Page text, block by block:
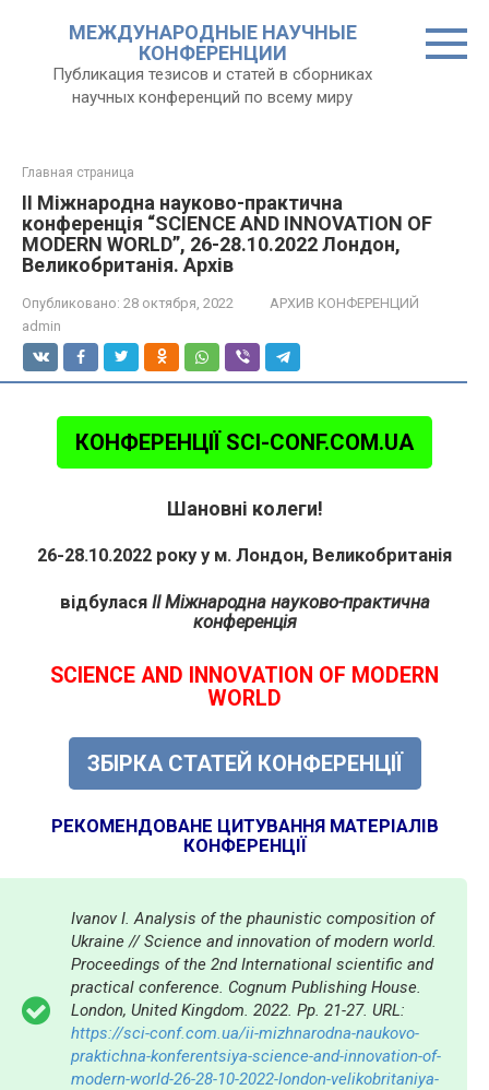
МЕЖДУНАРОДНЫЕ НАУЧНЫЕ
КОНФЕРЕНЦИИ
Публикация тезисов и статей в сборниках
научных конференций по всему миру
Главная страница
II Міжнародна науково-практична
конференція “SCIENCE AND INNOVATION OF
MODERN WORLD”, 26-28.10.2022 Лондон,
Великобританія. Архів
Опубликовано: 28 октября, 2022
АРХИВ КОНФЕРЕНЦИЙ
admin
КОНФЕРЕНЦІЇ SCI-CONF.COM.UA
Шановні колеги!
26-28.10.2022 року у м. Лондон, Великобританія
відбулася II Міжнародна науково-практична
конференція
SCIENCE AND INNOVATION OF MODERN
WORLD
ЗБІРКА СТАТЕЙ КОНФЕРЕНЦІЇ
РЕКОМЕНДОВАНЕ ЦИТУВАННЯ МАТЕРІАЛІВ
КОНФЕРЕНЦІЇ
Ivanov I. Analysis of the phaunistic composition of
Ukraine // Science and innovation of modern world.
Proceedings of the 2nd International scientific and
practical conference. Cognum Publishing House.
London, United Kingdom. 2022. Pp. 21-27. URL:
https://sci-conf.com.ua/ii-mizhnarodna-naukovo-
praktichna-konferentsiya-science-and-innovation-of-
modern-world-26-28-10-2022-london-velikobritaniya-